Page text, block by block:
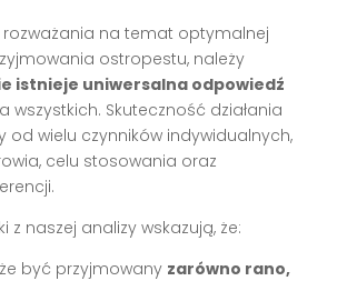
na temat optymalnej
ostropestu, należy
istnieje uniwersalna odpowiedź
wszystkich. Skuteczność działania
od wielu czynników indywidualnych,
celu stosowania oraz
z naszej analizy wskazują, że:
być przyjmowany zarówno rano,